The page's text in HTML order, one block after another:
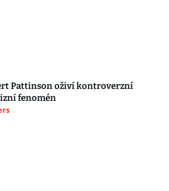
Pattinson oživí kontroverzní
fenomén